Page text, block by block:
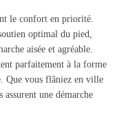
le confort en priorité.
optimal du pied,
aisée et agréable.
parfaitement à la forme
Que vous flâniez en ville
assurent une démarche